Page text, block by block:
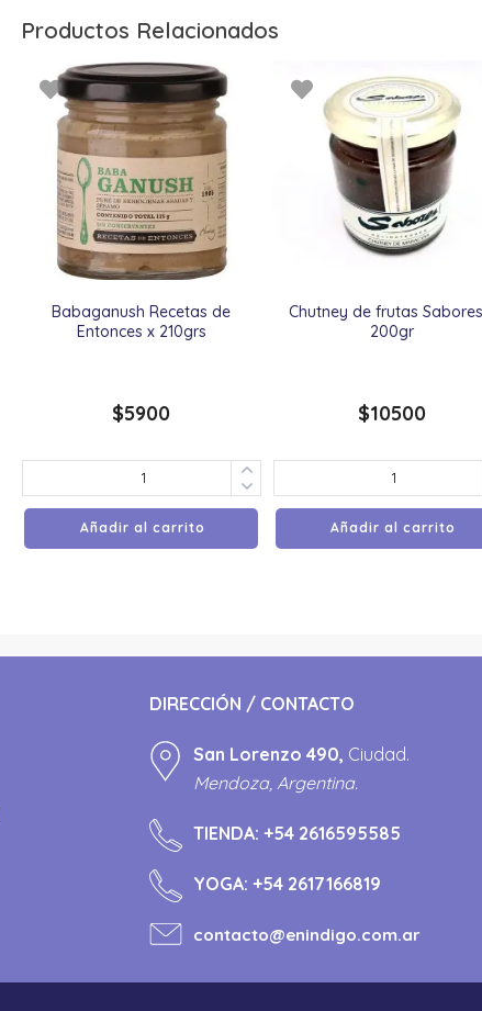
Productos Relacionados
Babaganush Recetas de
Entonces x 210grs
$5900
Añadir al carrito
Chutney de frutas
200gr
$10500
Añadir al carrito
DIRECCIÓN / CONTACTO
San Lorenzo 490, Ciudad.
Mendoza, Argentina.
TIENDA: +54 2616595585
YOGA: +54 2617166819
contacto@enindigo.com.ar